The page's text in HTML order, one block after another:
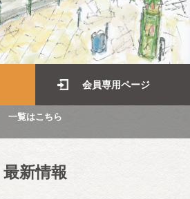
会員専用ページ
一覧はこちら
最新情報